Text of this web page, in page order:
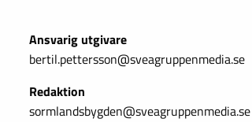
Ansvarig utgivare
bertil.pettersson@sveagruppenmedia.se
Redaktion
sormlandsbygden@sveagruppenmedia.se